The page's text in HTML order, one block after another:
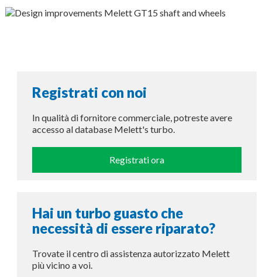
Registrati con noi
In qualità di fornitore commerciale, potreste avere
accesso al database Melett's turbo.
Registrati ora
Hai un turbo guasto che
necessità di essere riparato?
Trovate il centro di assistenza autorizzato Melett
più vicino a voi.